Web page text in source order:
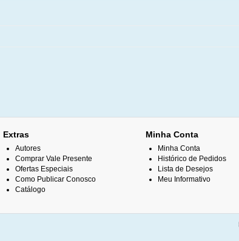
Extras
Autores
Comprar Vale Presente
Ofertas Especiais
Como Publicar Conosco
Catálogo
Minha Conta
Minha Conta
Histórico de Pedidos
Lista de Desejos
Meu Informativo